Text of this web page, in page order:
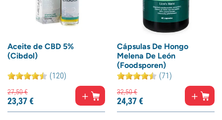
Aceite de CBD 5%
(Cibdol)
(120)
27,50€
23,37€
Cápsulas De Hongo
Melena De León
(Foodsporen)
(71)
32,50€
24,37€